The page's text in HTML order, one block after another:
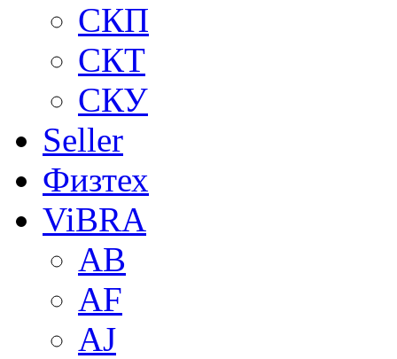
СКП
СКТ
СКУ
Seller
Физтех
ViBRA
AB
AF
AJ